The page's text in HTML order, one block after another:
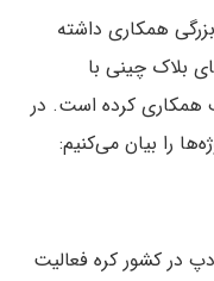
همکاری داشته
بلاک چینی با
همکاری کرده است. در
را بیان می‌کنیم:
دپ در کشور کره فعالیت